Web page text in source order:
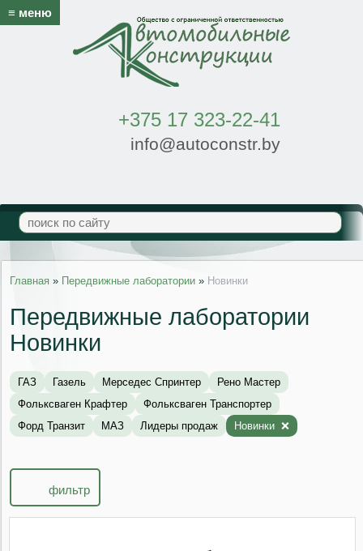
≡ меню
+375 17 323-22-41
info@autoconstr.by
Главная » Передвижные лаборатории » Новинки
Передвижные лаборатории
Новинки
ГАЗ Газель Мерседес Спринтер
Рено Мастер
Фольксваген Крафтер
Фольксваген Транспортер
Форд Транзит
МАЗ Лидеры продаж Новинки
фильтр